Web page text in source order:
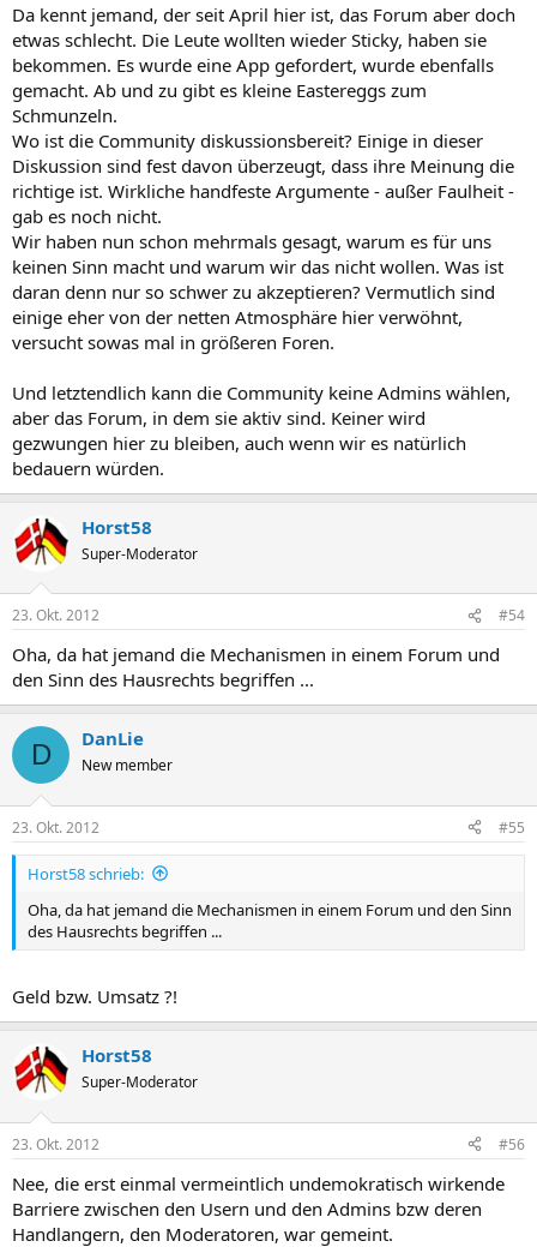
Da kennt jemand, der seit April hier ist, das Forum aber doch
etwas schlecht. Die Leute wollten wieder Sticky, haben sie
bekommen. Es wurde eine App gefordert, wurde ebenfalls
gemacht. Ab und zu gibt es kleine Eastereggs zum
Schmunzeln.
Wo ist die Community diskussionsbereit? Einige in dieser
Diskussion sind fest davon überzeugt, dass ihre Meinung die
richtige ist. Wirkliche handfeste Argumente - außer Faulheit -
gab es noch nicht.
Wir haben nun schon mehrmals gesagt, warum es für uns
keinen Sinn macht und warum wir das nicht wollen. Was ist
daran denn nur so schwer zu akzeptieren? Vermutlich sind
einige eher von der netten Atmosphäre hier verwöhnt,
versucht sowas mal in größeren Foren.
Und letztendlich kann die Community keine Admins wählen,
aber das Forum, in dem sie aktiv sind. Keiner wird
gezwungen hier zu bleiben, auch wenn wir es natürlich
bedauern würden.
Horst58
Super-Moderator
23. Okt. 2012 #54
Oha, da hat jemand die Mechanismen in einem Forum und
den Sinn des Hausrechts begriffen ...
D DanLie
New member
23. Okt. 2012 #55
Horst58 schrieb:
Oha, da hat jemand die Mechanismen in einem Forum und den Sinn
des Hausrechts begriffen ...
Geld bzw. Umsatz ?!
Horst58
Super-Moderator
23. Okt. 2012 #56
Nee, die erst einmal vermeintlich undemokratisch wirkende
Barriere zwischen den Usern und den Admins bzw deren
Handlangern, den Moderatoren, war gemeint.